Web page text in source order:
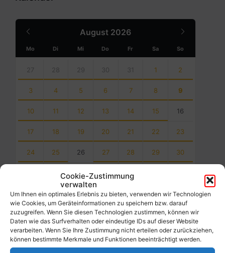
Cookie-Zustimmung
verwalten
Um Ihnen ein optimales Erlebnis zu bieten, verwenden wir Technologien
wie Cookies, um Geräteinformationen zu speichern bzw. darauf
zuzugreifen. Wenn Sie diesen Technologien zustimmen, können wir
Daten wie das Surfverhalten oder eindeutige IDs auf dieser Website
verarbeiten. Wenn Sie Ihre Zustimmung nicht erteilen oder zurückziehen,
können bestimmte Merkmale und Funktionen beeinträchtigt werden.
August 2026
Month
Mo Di Mi Do Fr Sa So
calendar
days
27 28 29 30 31 1 2
3 4 5 6 7 8 9
10 11 12 13 14 15 16
17 18 19 20 21 22 23
24 25 26 27 28 29 30
2 3 4
Back
to
calendar
days
Filter